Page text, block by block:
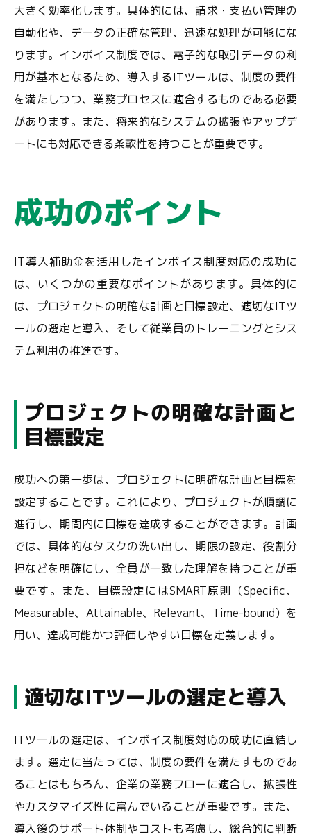
大きく効率化します。具体的には、請求・支払い管理の
自動化や、データの正確な管理、迅速な処理が可能にな
ります。インボイス制度では、電子的な取引データの利
用が基本となるため、導入するITツールは、制度の要件
を満たしつつ、業務プロセスに適合するものである必要
があります。また、将来的なシステムの拡張やアップデ
ートにも対応できる柔軟性を持つことが重要です。
成功のポイント
IT導入補助金を活用したインボイス制度対応の成功に
は、いくつかの重要なポイントがあります。具体的に
は、プロジェクトの明確な計画と目標設定、適切なITツ
ールの選定と導入、そして従業員のトレーニングとシス
テム利用の推進です。
プロジェクトの明確な計画と
目標設定
成功への第一歩は、プロジェクトに明確な計画と目標を
設定することです。これにより、プロジェクトが順調に
進行し、期間内に目標を達成することができます。計画
では、具体的なタスクの洗い出し、期限の設定、役割分
担などを明確にし、全員が一致した理解を持つことが重
要です。また、目標設定にはSMART原則（Specific、
Measurable、Attainable、Relevant、Time-bound）を
用い、達成可能かつ評価しやすい目標を定義します。
適切なITツールの選定と導入
ITツールの選定は、インボイス制度対応の成功に直結し
ます。選定に当たっては、制度の要件を満たすものであ
ることはもちろん、企業の業務フローに適合し、拡張性
やカスタマイズ性に富んでいることが重要です。また、
導入後のサポート体制やコストも考慮し、総合的に判断